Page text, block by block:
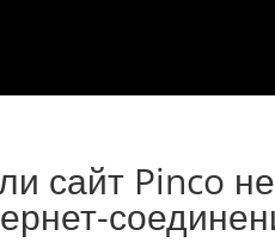
сайт Pinco